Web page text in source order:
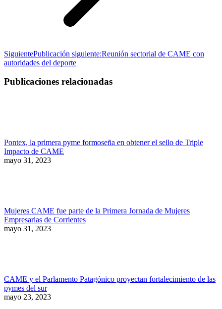
SiguientePublicación siguiente:Reunión sectorial de CAME con
autoridades del deporte
Publicaciones relacionadas
Pontex, la primera pyme formoseña en obtener el sello de Triple
Impacto de CAME
mayo 31, 2023
Mujeres CAME fue parte de la Primera Jornada de Mujeres
Empresarias de Corrientes
mayo 31, 2023
CAME y el Parlamento Patagónico proyectan fortalecimiento de las
pymes del sur
mayo 23, 2023